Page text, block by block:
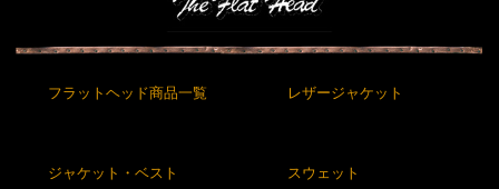
フラットヘッド商品一覧 レザージャケット
ジャケット・ベスト スウェット